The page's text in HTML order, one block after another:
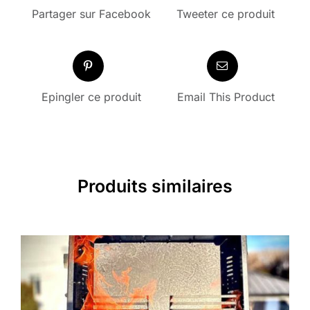
Partager sur Facebook Tweeter ce produit
Epingler ce produit Email This Product
Produits similaires